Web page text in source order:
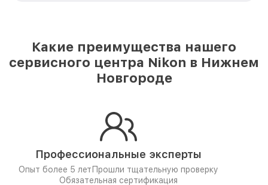
Какие преимущества нашего
сервисного центра Nikon в Нижнем
Новгороде
Профессиональные эксперты
Опыт более 5 лет Прошли тщательную проверку
Обязательная сертификация